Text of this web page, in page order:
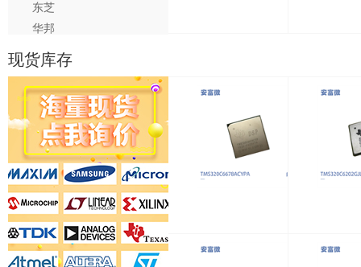
东芝
华邦
茂矽
尔必达
南亚
现货库存